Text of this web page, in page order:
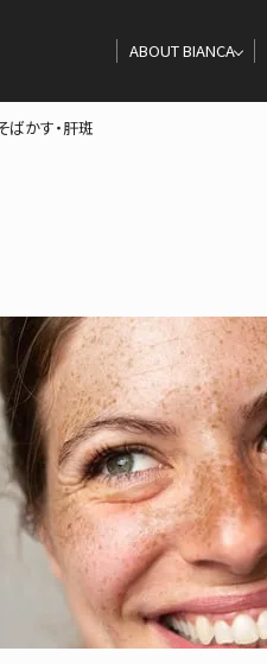
ABOUT BIANCA
ばかす・肝斑